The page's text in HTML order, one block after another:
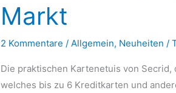
Markt
2 Kommentare / Allgemein, Neuheiten /
Die praktischen Kartenetuis von
welches bis zu 6 Kreditkarten und